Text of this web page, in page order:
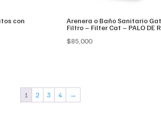
con
Arenera o Baño Sanitario
Filtro – Filter Cat – PALO DE
$85,000
1 2 3 4 →